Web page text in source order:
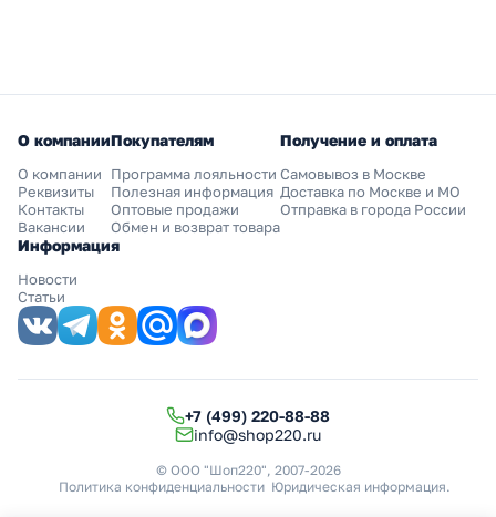
О компании
О компании
Реквизиты
Контакты
Вакансии
Покупателям
Программа лояльности
Полезная информация
Оптовые продажи
Обмен и возврат товара
Получение и оплата
Самовывоз в Москве
Доставка по Москве и МО
Отправка в города России
Информация
Новости
Статьи
+7 (499) 220-88-88
info@shop220.ru
© ООО "Шоп220", 2007-2026
Политика конфиденциальности Юридическая информация.